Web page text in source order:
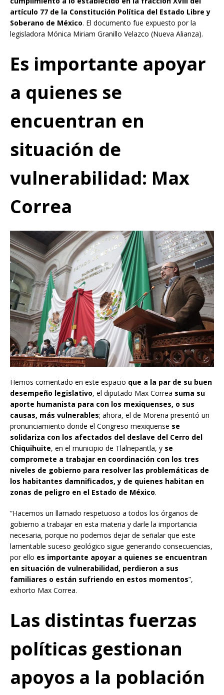
artículo 77 de la Constitución Política del Estado Libre y
Soberano de México. El documento fue expuesto por la
legisladora Mónica Miriam Granillo Velazco (Nueva Alianza).
Es importante apoyar
a quienes se
encuentran en
situación de
vulnerabilidad: Max
Correa
Hemos comentado en este espacio que a la par de su buen
desempeño legislativo, el diputado Max Correa suma su
aporte humanista para con los mexiquenses, o sus
causas, más vulnerables; ahora, el de Morena presentó un
pronunciamiento donde el Congreso mexiquense se
solidariza con los afectados del deslave del Cerro del
Chiquihuite, en el municipio de Tlalnepantla, y se
compromete a trabajar en coordinación con los tres
niveles de gobierno para resolver las problemáticas de
los habitantes damnificados, y de quienes habitan en
zonas de peligro en el Estado de México.
“Hacemos un llamado respetuoso a todos los órganos de
gobierno a trabajar en esta materia y darle la importancia
necesaria, porque no podemos dejar de señalar que este
lamentable suceso geológico sigue generando consecuencias,
por ello es importante apoyar a quienes se encuentran
en situación de vulnerabilidad, perdieron a sus
familiares o están sufriendo en estos momentos”,
exhorto Max Correa.
Las distintas fuerzas
políticas gestionan
apoyos a la población